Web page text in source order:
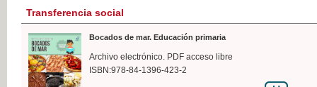
Transferencia social
Bocados de mar. Educación primaria
Archivo electrónico. PDF acceso libre
ISBN:978-84-1396-423-2